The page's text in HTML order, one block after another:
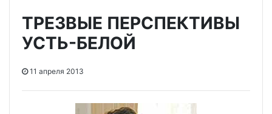
ТРЕЗВЫЕ ПЕРСПЕКТИВЫ
УСТЬ-БЕЛОЙ
11 апреля 2013